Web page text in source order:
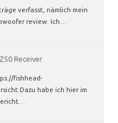
verfasst, nämlich mein
review. Ich…
Receiver
fishhead-
Dazu habe ich hier im